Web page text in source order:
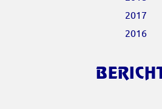
2017
2016